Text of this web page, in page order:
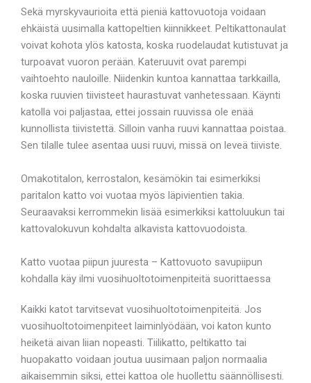
Sekä myrskyvaurioita että pieniä kattovuotoja voidaan
ehkäistä uusimalla kattopeltien kiinnikkeet. Peltikattonaulat
voivat kohota ylös katosta, koska ruodelaudat kutistuvat ja
turpoavat vuoron perään. Kateruuvit ovat parempi
vaihtoehto nauloille. Niidenkin kuntoa kannattaa tarkkailla,
koska ruuvien tiivisteet haurastuvat vanhetessaan. Käynti
katolla voi paljastaa, ettei jossain ruuvissa ole enää
kunnollista tiivistettä. Silloin vanha ruuvi kannattaa poistaa.
Sen tilalle tulee asentaa uusi ruuvi, missä on leveä tiiviste.
Omakotitalon, kerrostalon, kesämökin tai esimerkiksi
paritalon katto voi vuotaa myös läpivientien takia.
Seuraavaksi kerrommekin lisää esimerkiksi kattoluukun tai
kattovalokuvun kohdalta alkavista kattovuodoista.
Katto vuotaa piipun juuresta – Kattovuoto savupiipun
kohdalla käy ilmi vuosihuoltotoimenpiteitä suorittaessa
Kaikki katot tarvitsevat vuosihuoltotoimenpiteitä. Jos
vuosihuoltotoimenpiteet laiminlyödään, voi katon kunto
heiketä aivan liian nopeasti. Tiilikatto, peltikatto tai
huopakatto voidaan joutua uusimaan paljon normaalia
aikaisemmin siksi, ettei kattoa ole huollettu säännöllisesti.